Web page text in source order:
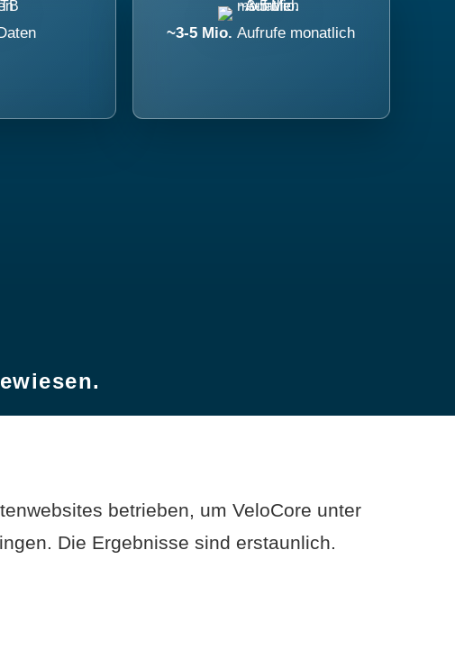
~3-5 Mio.Aufrufe monatlich
betrieben, um VeloCore unter
Die Ergebnisse sind erstaunlich.